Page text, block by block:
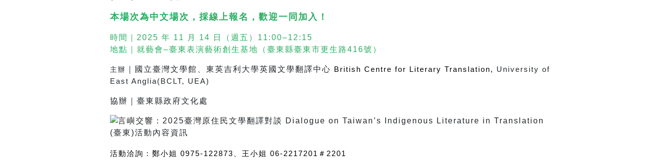
本場次為中文場次，採線上報名，歡迎一同加入！
時間｜2025 年 11 月 14 日（週五）11:00–12:15
地點｜就藝會–臺東表演藝術創生基地（臺東縣臺東市更生路416號）
主辦 國立臺灣文學館、 東英吉利大學英國文學翻譯中心 British Centre for Literary Translation, University of
East Anglia(BCLT, UEA)
協辦｜ 臺東縣政府文化處
活動洽詢：鄭小姐 0975-122873、王小姐 06-2217201 ＃ 2201